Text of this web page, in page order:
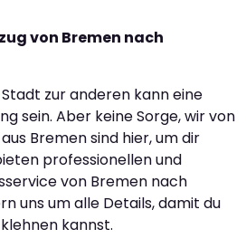
von Bremen nach
zur anderen kann eine
sein. Aber keine Sorge, wir von
Bremen sind hier, um dir
professionellen und
von Bremen nach
uns um alle Details, damit du
kannst.